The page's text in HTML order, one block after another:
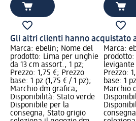
Gli altri clienti hanno acquistato
Marca: ebelin; Nome del
prodotto: Lima per unghie
da 13 cm assort., 1 pz;
Prezzo: 1,75 €; Prezzo
base: 1 pz (1,75 € / 1 pz);
Marchio dm grafica;
Disponibilità: Stato verde
Disponibile per la
consegna, Stato grigio
Marca:
levigante
Prezzo:
base: 1
Marchio